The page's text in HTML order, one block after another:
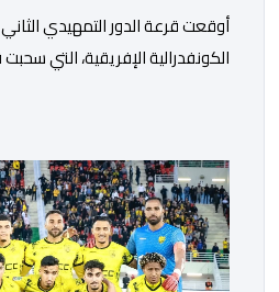
أوقعت قرعة الدور التمهيدي
الكونفدرالية الإفريقية، التي
ووسط القارة. ​وسيكون نادي
مواجهة المتأهل من المباراة
واريورز النيجيري ونادي أوديب